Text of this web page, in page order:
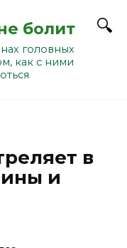
болит
головных
как с ними
в
и